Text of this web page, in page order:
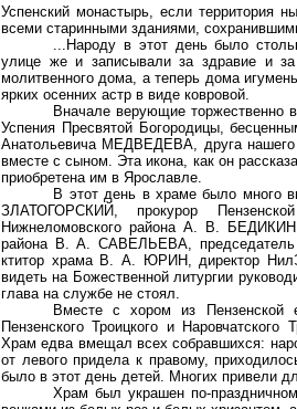
Успенский монастырь, если территория
всеми старинными зданиями,
...Народу в этот день было
улице же и записывали за здравие и
молитвенного дома, а теперь дома
ярких осенних астр в виде ковровой.
Вначале верующие торжественно
Успения Пресвятой Богородицы,
Анатольевича МЕДВЕДЕВА, друга нашего
вместе с сыном. Эта икона, как он
приобретена им в Ярославле.
В этот день в храме было много
ЗЛАТОГОРСКИЙ, прокурор
Нижнеломовского района А. В. БЕДИКИН,
района В. А. САВЕЛЬЕВА, председатель
ктитор храма В. А. ЮРИН, директор
видеть на Божественной литургии
глава на службе не стоял.
Вместе с хором из Пензенской
Пензенского Троицкого и Наровчатского
Храм едва вмещал всех собравшихся:
от левого придела к правому,
было в этот день детей. Многих привели
Храм был украшен по-